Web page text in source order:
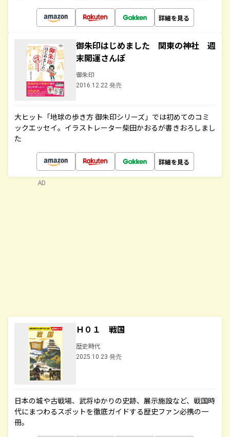
詳細を見る
御朱印はじめました 関東の神社 週
末開運さんぽ
御朱印
2016.12.22 発売
大ヒット「地球の歩き方 御朱印シリーズ」では初めてのコミ
ックエッセイ。イラストレーター柴田かおるが書きおろしまし
た
詳細を見る
Ｈ０１ 戦国
歴史時代
2025.10.23 発売
日本の城や古戦場、武将ゆかりの史跡、展示施設など、戦国時
代にまつわるスポットを徹底ガイドする歴史ファン必携の一
冊。
AD